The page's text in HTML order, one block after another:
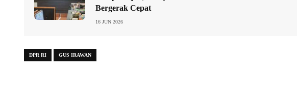
Bergerak Cepat
16 JUN 2026
DPR RI GUS IRAWAN